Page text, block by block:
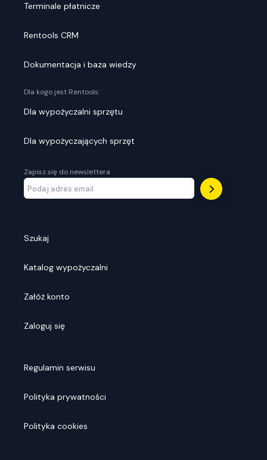
Terminale płatnicze
Rentools CRM
Dokumentacja i baza wiedzy
Dla kogo jest Rentools:
Dla wypożyczalni sprzętu
Dla wypożyczających sprzęt
Zapisz się do newslettera
Szukaj
Katalog wypożyczalni
Załóż konto
Zaloguj się
Regulamin serwisu
Polityka prywatności
Polityka cookies